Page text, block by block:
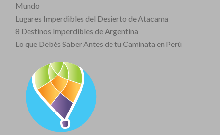
Mundo
Lugares Imperdibles del Desierto de Atacama
8 Destinos Imperdibles de Argentina
Lo que Debés Saber Antes de tu Caminata en Perú